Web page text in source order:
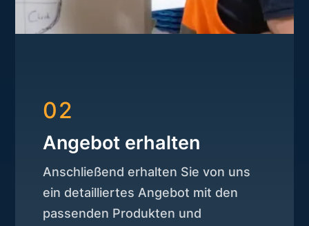
02
Angebot erhalten
Anschließend erhalten Sie von uns
ein detailliertes Angebot mit den
passenden Produkten und